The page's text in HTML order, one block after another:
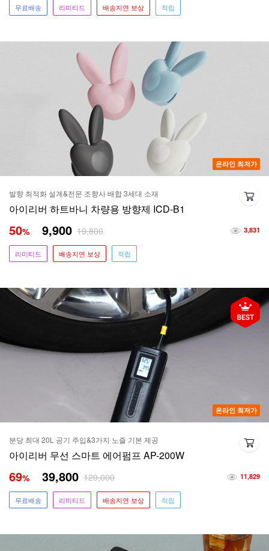
무료배송 리미티드 배송지연 보상 적립
온라인 최저가
발향 최적화 설계&전문 조향사 배합 3세대 소재
아이리버 하트바니 차량용 방향제 ICD-B1
3,831
50% 9,900 19,800
리미티드 배송지연 보상 적립
온라인 최저가
분당 최대 20L 공기 주입&3가지 노즐 기본 제공
아이리버 무선 스마트 에어펌프 AP-200W
11,829
69% 39,800 129,000
무료배송 리미티드 배송지연 보상 적립